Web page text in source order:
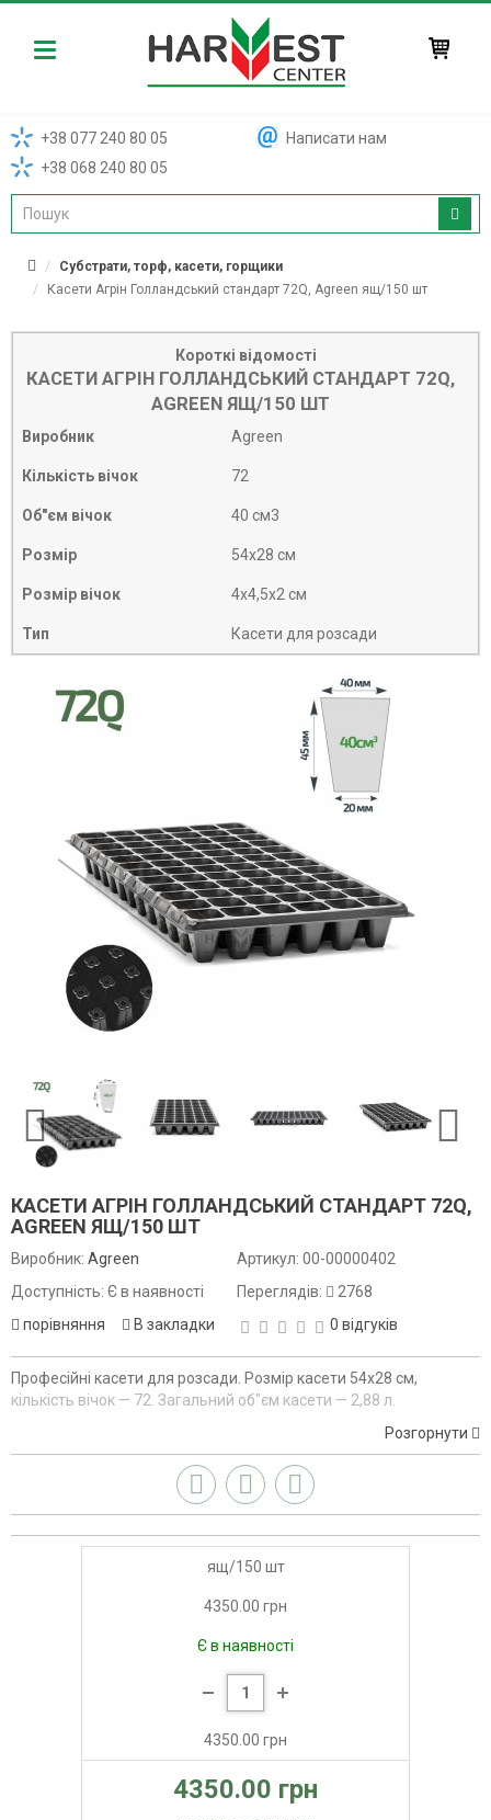
Harvest
+38 077 240 80 05
+38 068 240 80 05
Написати нам
Субстрати, торф, касети, горщики
Касети Агрін Голландський стандарт 72Q, Agreen ящ/150 шт
Короткі відомості
КАСЕТИ АГРІН ГОЛЛАНДСЬКИЙ СТАНДАРТ 72Q,
AGREEN ЯЩ/150 ШТ
Виробник Agreen
Кількість вічок 72
Об"єм вічок 40 см3
Розмір 54х28 см
Розмір вічок 4х4,5х2 см
Тип Касети для розсади
КАСЕТИ АГРІН ГОЛЛАНДСЬКИЙ СТАНДАРТ 72Q,
AGREEN ЯЩ/150 ШТ
Виробник: Agreen
Доступність: Є в наявності
порівняння
В закладки
Артикул: 00-00000402
Переглядів:
2768
0 відгуків
Професійні касети для розсади. Розмір касети 54х28 см,
кількість вічок — 72. Загальний об"єм касети — 2,88 л.
Розгорнути
ящ/150 шт
4350.00 грн
Є в наявності
4350.00 грн
4350.00 грн